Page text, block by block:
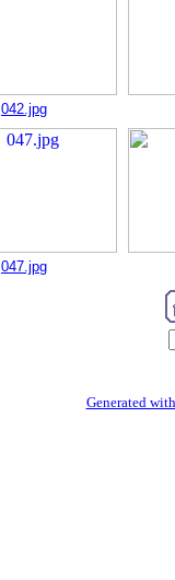
042.jpg
047.jpg
Generated